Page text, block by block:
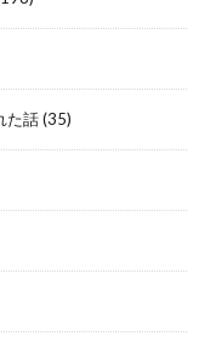
た話(35)